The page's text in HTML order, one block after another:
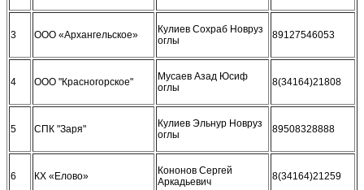
3 ООО «Архангельское»
Кулиев Сохраб Новруз
оглы
89127546053
4 ООО "Красногорское"
Мусаев Азад Юсиф
оглы
8(34164)21808
5 СПК "Заря"
Кулиев Эльнур Новруз
оглы
89508328888
6 КХ «Елово»
Кононов Сергей
Аркадьевич
8(34164)21259